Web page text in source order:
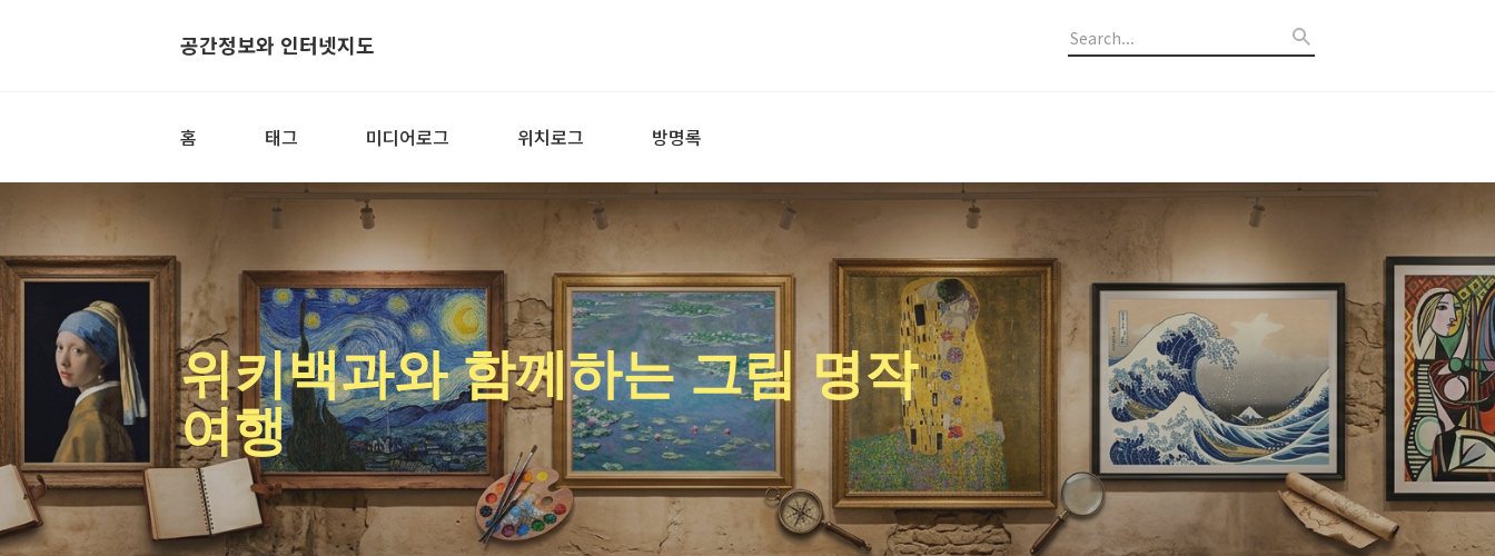
공간정보와 인터넷지도
홈 태그 미디어로그 위치로그 방명록
위키백과와 함께하는 그림 명작
여행